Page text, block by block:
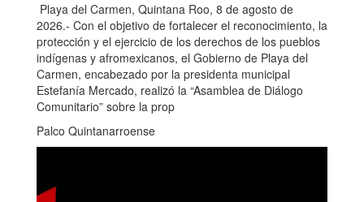
Playa del Carmen, Quintana Roo, 8 de agosto de
2026.- Con el objetivo de fortalecer el reconocimiento, la
protección y el ejercicio de los derechos de los pueblos
indígenas y afromexicanos, el Gobierno de Playa del
Carmen, encabezado por la presidenta municipal
Estefanía Mercado, realizó la “Asamblea de Diálogo
Comunitario” sobre la prop
Palco Quintanarroense